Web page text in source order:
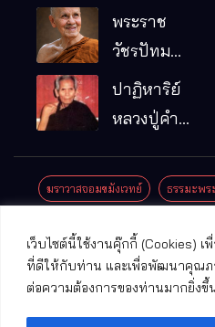
เว็บไซต์นี้ใช้งานคุ๊กกี้ (Cookies)
ที่ดีให้กับท่าน และเพื่อพัฒนาคุณภ
ต่อความต้องการของท่านมากยิ่งขึ้
พระอริยเจ้า
ผู้เป็นบิดา
รมฐาน
พระราช
วัชรปัทม
คุณ (หลวง
ปู่บัวเกตุ
แล้ว วัดป่า
อ.แม่ริม
จ.เชียงใหม่
ปาฏิหาริย์
หลวงปู่คำ
มณี
ฆราวาสจอมขมังเวทย์ ธรรมะพร
ปาฏิหาริย์พระเครื่อง
พระพุทธรูปศักดิ์สิทธิ์ วัดที่สําคัญ